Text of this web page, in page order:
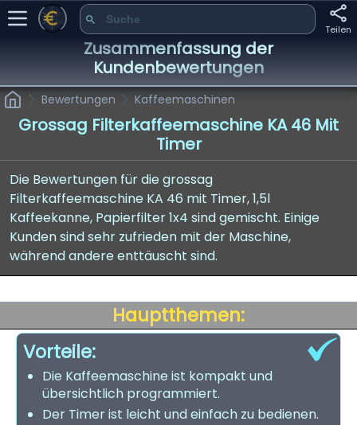
Teilen
Zusammenfassung der
Kundenbewertungen
Bewertungen Kaffeemaschinen
Grossag Filterkaffeemaschine KA 46 Mit
Timer
Die Bewertungen für die grossag
Filterkaffeemaschine KA 46 mit Timer, 1,5l
Kaffeekanne, Papierfilter 1x4 sind gemischt. Einige
Kunden sind sehr zufrieden mit der Maschine,
während andere enttäuscht sind.
Hauptthemen:
Vorteile:
Die Kaffeemaschine ist kompakt und
übersichtlich programmiert.
Der Timer ist leicht und einfach zu bedienen.